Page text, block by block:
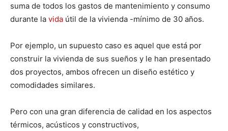
suma de todos los gastos de mantenimiento y consumo
durante la vida útil de la vivienda -mínimo de 30 años.
Por ejemplo, un supuesto caso es aquel que está por
construir la vivienda de sus sueños y le han presentado
dos proyectos, ambos ofrecen un diseño estético y
comodidades similares.
Pero con una gran diferencia de calidad en los aspectos
térmicos, acústicos y constructivos,